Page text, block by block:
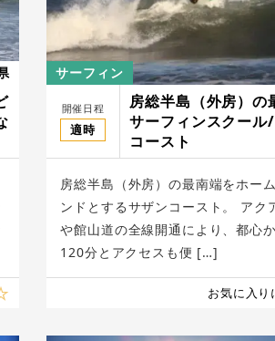
サーフィン
開催日程
適時
房総半島（外房）の
サーフィンスクール
コースト
房総半島（外房）の最南端をホー
ンドとするサザンコースト。 アク
や館山道の全線開通により、都心
120分とアクセスも便 […]
お気に入り